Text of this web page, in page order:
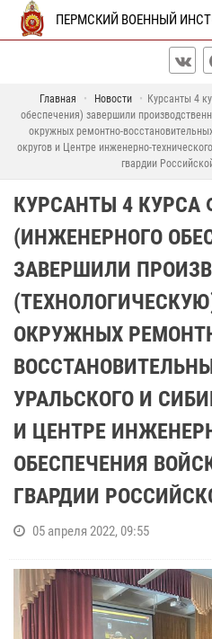
ПЕРМСКИЙ ВОЕННЫЙ
Главная Новости
Курсанты 4
обеспечения) завершили
окружных ремонтно-
округов и Центре инженерно-
гвардии
КУРСАНТЫ 4 КУРСА
(ИНЖЕНЕРНОГО
ЗАВЕРШИЛИ
ОКРУЖНЫХ
УРАЛЬСКОГО И
И ЦЕНТРЕ
ОБЕСПЕЧЕНИЯ
ГВАРДИИ
05 апреля 2022, 09:55